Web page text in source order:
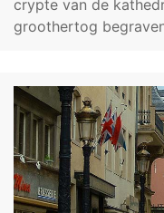
crypte van de
groothertog